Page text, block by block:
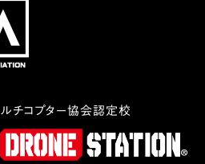
チコプター協会認定校